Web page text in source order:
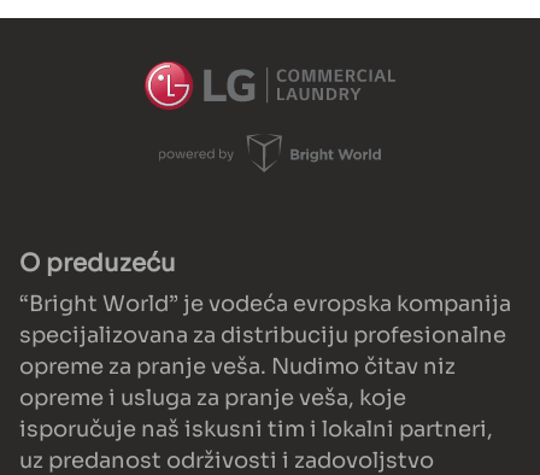
O preduzeću
“Bright World” je vodeća evropska kompanija
specijalizovana za distribuciju profesionalne
opreme za pranje veša. Nudimo čitav niz
opreme i usluga za pranje veša, koje
isporučuje naš iskusni tim i lokalni partneri,
uz predanost održivosti i zadovoljstvo